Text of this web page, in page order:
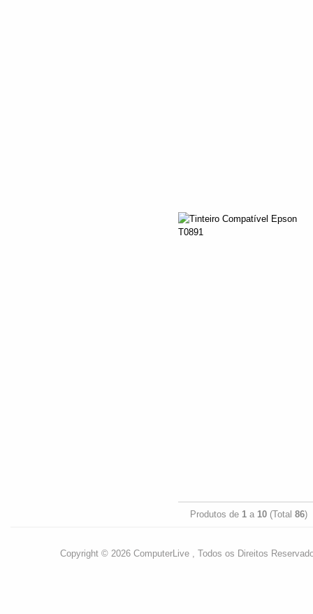
Produtos de 1 a 10 (Total 86)
Copyright © 2026 ComputerLive , Todos os Direitos